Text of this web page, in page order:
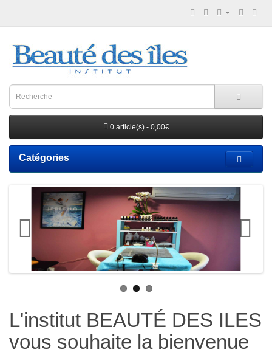
0 article(s) - 0,00€
Catégories
L'institut BEAUTÉ DES ILES
vous souhaite la bienvenue